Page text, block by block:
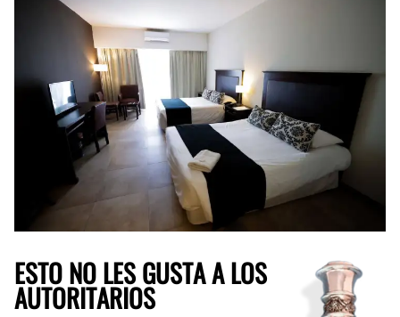
ESTO NO LES GUSTA A LOS
AUTORITARIOS